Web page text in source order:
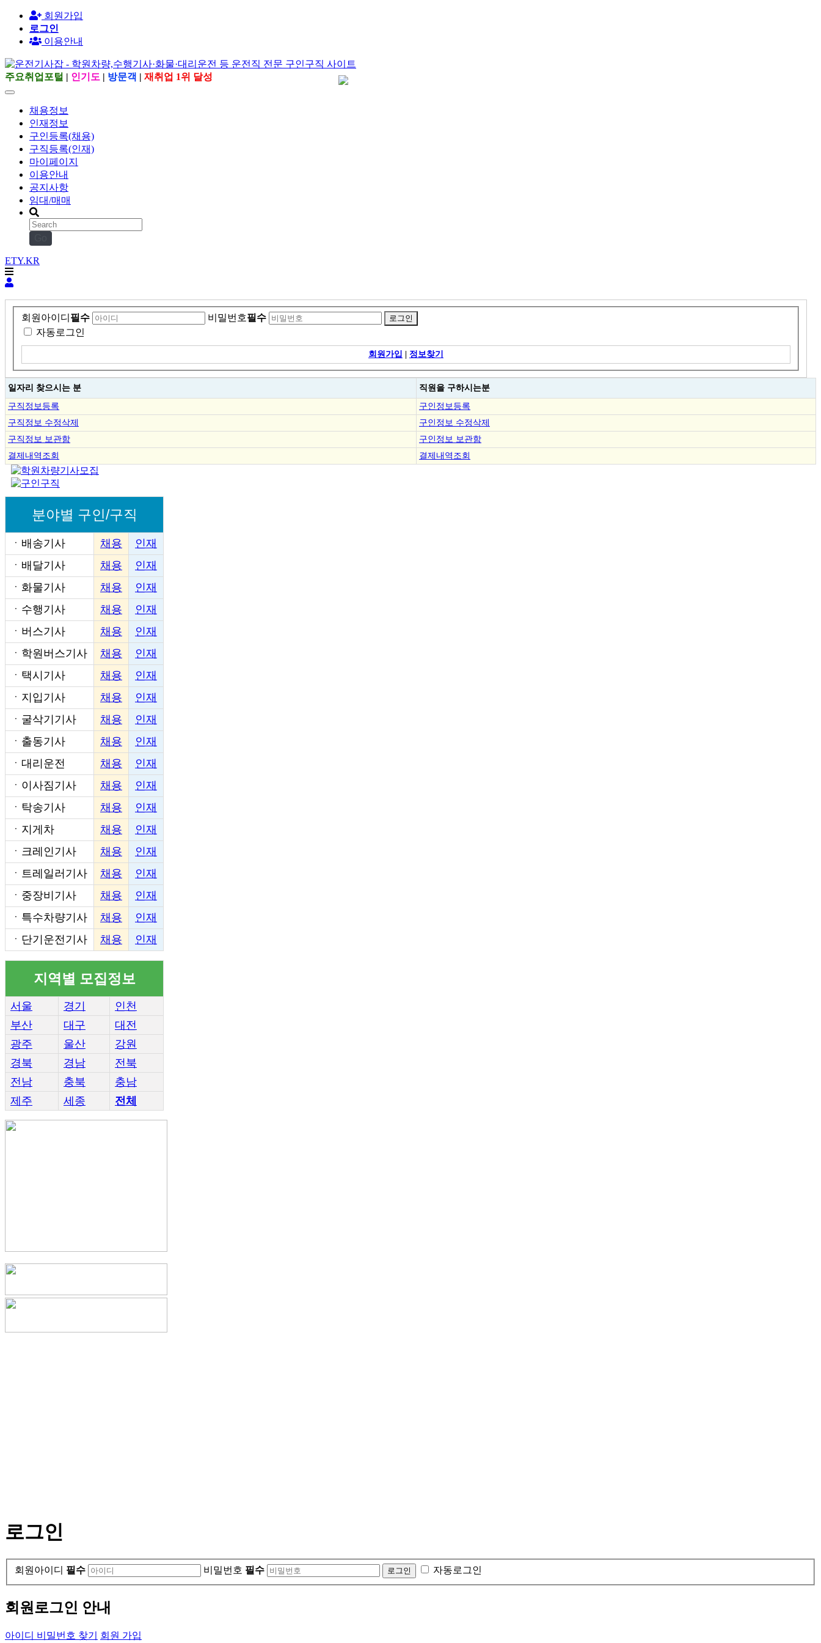
회원가입
로그인
이용안내
주요취업포털 | 인기도 | 방문객 | 재취업 1위 달성
채용정보
인재정보
구인등록(채용)
구직등록(인재)
마이페이지
이용안내
공지사항
임대/매매
ETY.KR
회원아이디 필수 비밀번호필수
자동로그인
회원가입 | 정보찾기
일자리 찾으시는 분 직원을 구하시는분
구직정보등록
구인정보등록
구직정보 수정삭제
구인정보 수정삭제
구직정보 보관함
구인정보 보관함
결제내역조회
결제내역조회
분야별 구인/구직
ㆍ 배송기사 채용
인재
ㆍ 배달기사 채용
인재
ㆍ 화물기사 채용
인재
ㆍ 수행기사 채용
인재
ㆍ 버스기사 채용
인재
ㆍ 학원버스기사 채용
인재
ㆍ 택시기사 채용
인재
ㆍ 지입기사 채용
인재
ㆍ 굴삭기기사 채용
인재
ㆍ 출동기사 채용
인재
ㆍ 대리운전 채용
인재
ㆍ 이사짐기사 채용
인재
ㆍ 탁송기사 채용
인재
ㆍ 지게차 채용
인재
ㆍ 크레인기사 채용
인재
ㆍ 트레일러기사 채용
인재
ㆍ 중장비기사 채용
인재
ㆍ 특수차량기사 채용
인재
ㆍ 단기운전기사 채용 인재
지역별 모집정보
서울 경기
인천
부산
대구
대전
광주
울산
강원
경북
경남
전북
전남
충북
충남
제주
세종 전체
로그인
회원아이디 필수 비밀번호 필수 자동로그인
회원로그인 안내
아이디 비밀번호 찾기 회원 가입